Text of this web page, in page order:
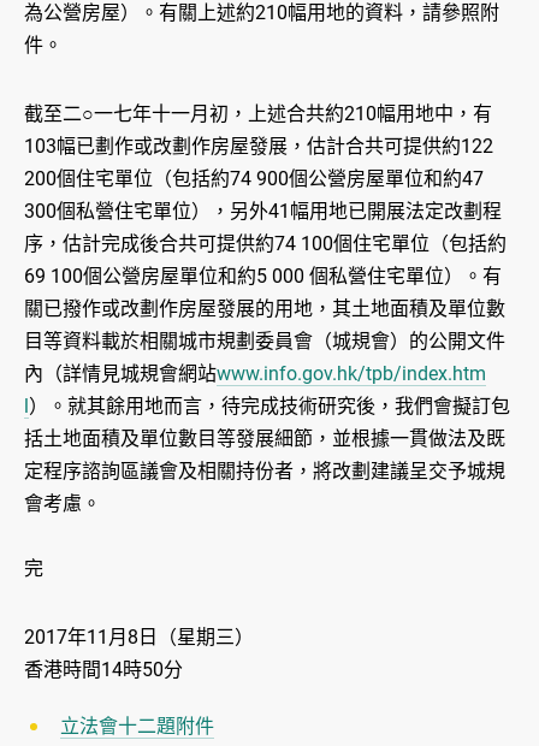
為公營房屋）。有關上述約210幅用地的資料，請參照附
件。
截至二○一七年十一月初，上述合共約210幅用地中，有
103幅已劃作或改劃作房屋發展，估計合共可提供約122
200個住宅單位（包括約74 900個公營房屋單位和約47
300個私營住宅單位），另外41幅用地已開展法定改劃程
序，估計完成後合共可提供約74 100個住宅單位（包括約
69 100個公營房屋單位和約5 000 個私營住宅單位）。有
關已撥作或改劃作房屋發展的用地，其土地面積及單位數
目等資料載於相關城市規劃委員會（城規會）的公開文件
內（詳情見城規會網站www.info.gov.hk/tpb/index.htm
l）。就其餘用地而言，待完成技術研究後，我們會擬訂包
括土地面積及單位數目等發展細節，並根據一貫做法及既
定程序諮詢區議會及相關持份者，將改劃建議呈交予城規
會考慮。
完
2017年11月8日（星期三）
香港時間14時50分
立法會十二題附件